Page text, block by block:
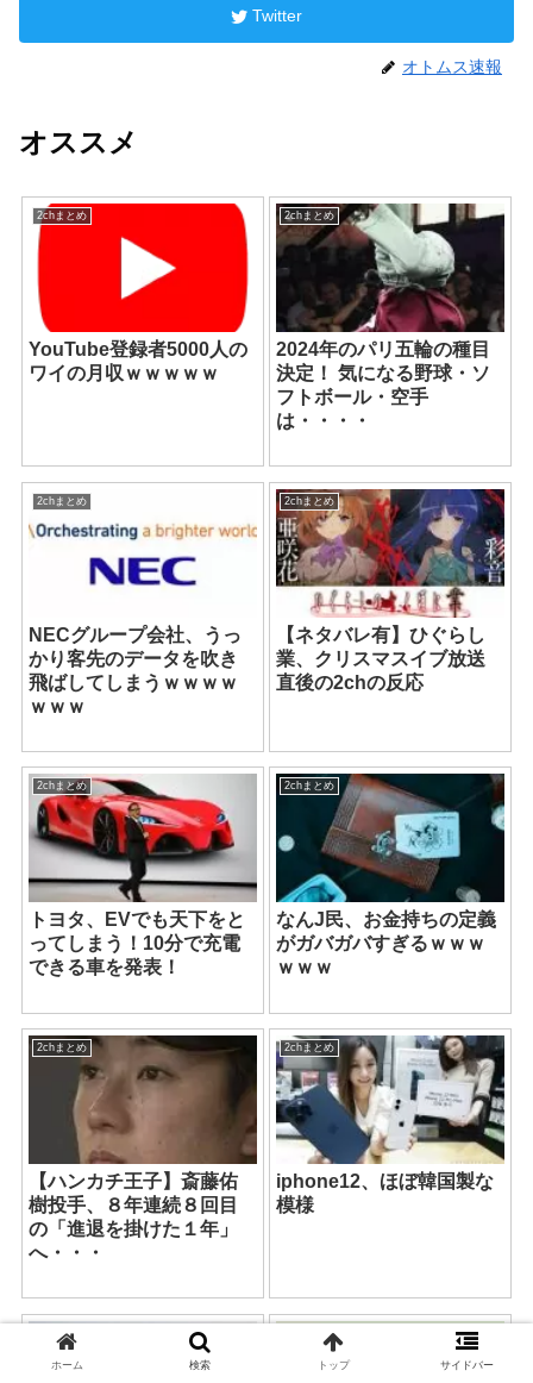
Twitter
オトムス速報
オススメ
2chまとめ
YouTube登録者5000人の
ワイの月収ｗｗｗｗｗ
2chまとめ
2024年のパリ五輪の種目
決定！ 気になる野球・ソ
フトボール・空手
は・・・・
2chまとめ
NECグループ会社、うっ
かり客先のデータを吹き
飛ばしてしまうｗｗｗｗ
ｗｗｗ
2chまとめ
【ネタバレ有】ひぐらし
業、クリスマスイブ放送
直後の2chの反応
2chまとめ
トヨタ、EVでも天下をと
ってしまう！10分で充電
できる車を発表！
2chまとめ
なんJ民、お金持ちの定義
がガバガバすぎるｗｗｗ
ｗｗｗ
2chまとめ
【ハンカチ王子】斎藤佑
樹投手、８年連続８回目
の「進退を掛けた１年」
へ・・・
2chまとめ
iphone12、ほぼ韓国製な
模様
2chまとめ 2chまとめ
ホーム 検索 トップ サイドバー